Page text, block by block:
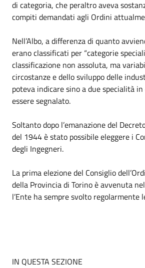
di categoria, che peraltro aveva
compiti demandati agli Ordini
Nell’Albo, a differenza di quanto
erano classificati per “categorie
classificazione non assoluta, ma
circostanze e dello sviluppo delle
poteva indicare sino a due specialità
essere segnalato.
Soltanto dopo l’emanazione del
del 1944 è stato possibile eleggere i
degli Ingegneri.
La prima elezione del Consiglio
della Provincia di Torino è avvenuta
l’Ente ha sempre svolto regolarmente
IN QUESTA SEZIONE